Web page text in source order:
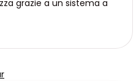
grazie a un sistema a